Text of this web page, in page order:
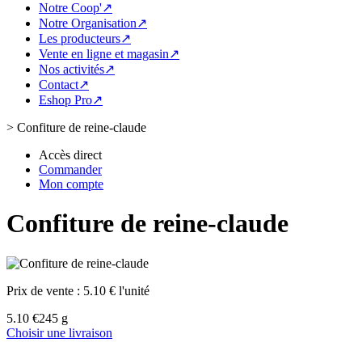
Notre Coop'↗
Notre Organisation↗
Les producteurs↗
Vente en ligne et magasin↗
Nos activités↗
Contact↗
Eshop Pro↗
> Confiture de reine-claude
Accès direct
Commander
Mon compte
Confiture de reine-claude
Prix de vente : 5.10 € l'unité
5.10 €245 g
Choisir une livraison